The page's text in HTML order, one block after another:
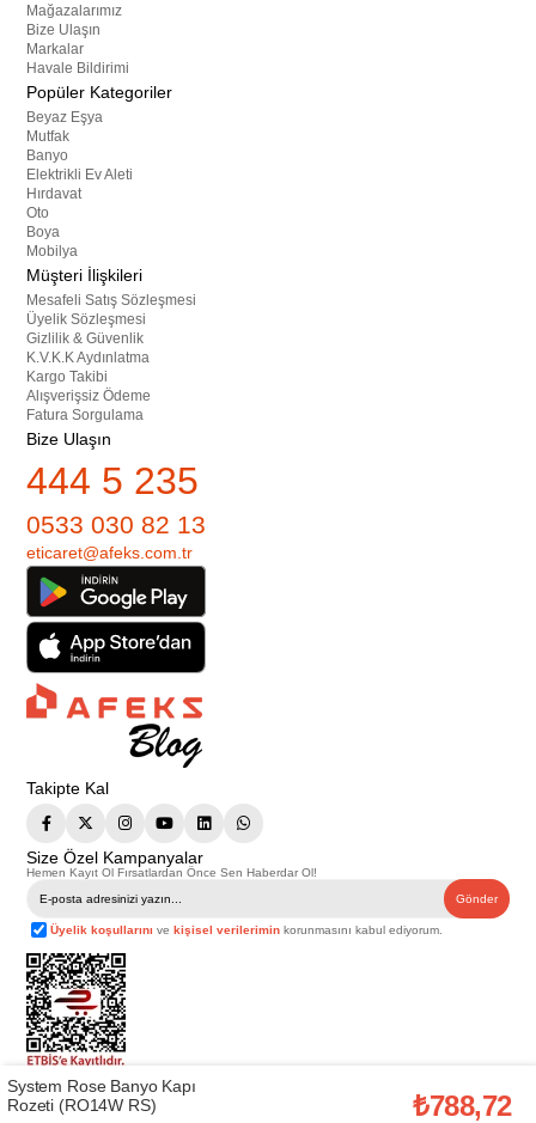
Mağazalarımız
Bize Ulaşın
Markalar
Havale Bildirimi
Popüler Kategoriler
Beyaz Eşya
Mutfak
Banyo
Elektrikli Ev Aleti
Hırdavat
Oto
Boya
Mobilya
Müşteri İlişkileri
Mesafeli Satış Sözleşmesi
Üyelik Sözleşmesi
Gizlilik & Güvenlik
K.V.K.K Aydınlatma
Kargo Takibi
Alışverişsiz Ödeme
Fatura Sorgulama
Bize Ulaşın
444 5 235
0533 030 82 13
eticaret@afeks.com.tr
Takipte Kal
Size Özel Kampanyalar
Hemen Kayıt Ol Fırsatlardan Önce Sen Haberdar Ol!
Gönder
Üyelik koşullarını vekişisel verilerimin korunmasını kabul ediyorum.
Telif Hakkı © 2026
. Tüm hakları saklıdır.
Bu web sitesindeki tüm ürünler ticari amaçlıdır. Web sitemizde yer alan
System Rose Banyo Kapı
Rozeti (RO14W RS)
₺788,72